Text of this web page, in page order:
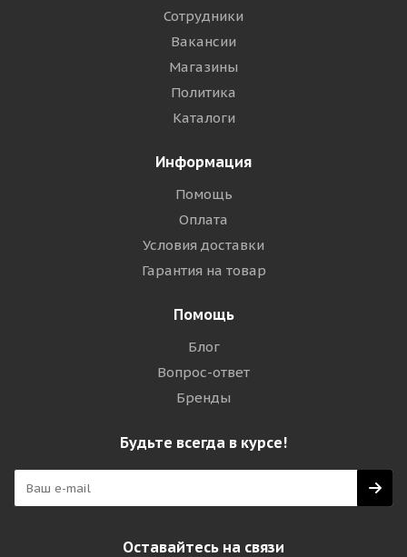
Сотрудники
Вакансии
Магазины
Политика
Каталоги
Информация
Помощь
Оплата
Условия доставки
Гарантия на товар
Помощь
Блог
Вопрос-ответ
Бренды
Будьте всегда в курсе!
Оставайтесь на связи